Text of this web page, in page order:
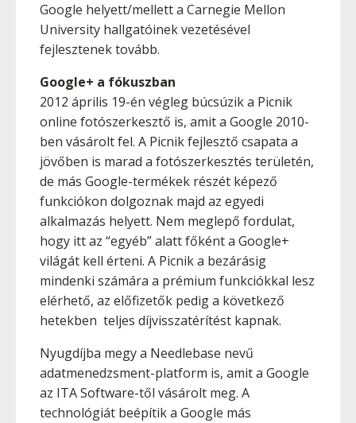
Google helyett/mellett a Carnegie Mellon
University hallgatóinek vezetésével
fejlesztenek tovább.
Google+ a fókuszban
2012 április 19-én végleg búcsúzik a Picnik
online fotószerkesztő is, amit a Google 2010-
ben vásárolt fel. A Picnik fejlesztő csapata a
jövőben is marad a fotószerkesztés területén,
de más Google-termékek részét képező
funkciókon dolgoznak majd az egyedi
alkalmazás helyett. Nem meglepő fordulat,
hogy itt az “egyéb” alatt főként a Google+
világát kell érteni. A Picnik a bezárásig
mindenki számára a prémium funkciókkal lesz
elérhető, az előfizetők pedig a következő
hetekben teljes díjvisszatérítést kapnak.
Nyugdíjba megy a Needlebase nevű
adatmenedzsment-platform is, amit a Google
az ITA Software-től vásárolt meg. A
technológiát beépítik a Google más